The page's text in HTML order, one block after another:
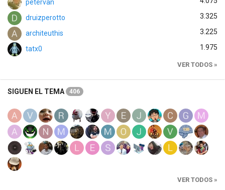
petervan
druizperotto 3.325
architeuthis 3.225
tatx0 1.975
VER TODOS »
SIGUEN EL TEMA 406
VER TODOS »